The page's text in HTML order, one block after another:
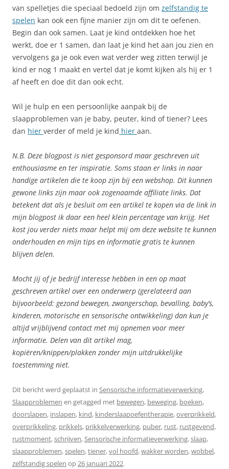
van spelletjes die speciaal bedoeld zijn om zelfstandig te
spelen kan ook een fijne manier zijn om dit te oefenen.
Begin dan ook samen. Laat je kind ontdekken hoe het
werkt, doe er 1 samen, dan laat je kind het aan jou zien en
vervolgens ga je ook even wat verder weg zitten terwijl je
kind er nog 1 maakt en vertel dat je komt kijken als hij er 1
af heeft en doe dit dan ook echt.
Wil je hulp en een persoonlijke aanpak bij de
slaapproblemen van je baby, peuter, kind of tiener? Lees
dan hier verder of meld je kind hier aan.
N.B. Deze blogpost is niet gesponsord maar geschreven uit
enthousiasme en ter inspiratie. Soms staan er links in naar
handige artikelen die te koop zijn bij een webshop. Dit kunnen
gewone links zijn maar ook zogenaamde affiliate links. Dat
betekent dat als je besluit om een artikel te kopen via de link in
mijn blogpost ik daar een heel klein percentage van krijg. Het
kost jou verder niets maar helpt mij om deze website te kunnen
onderhouden en mijn tips en informatie gratis te kunnen
blijven delen.
Mocht jij of je bedrijf interesse hebben in een op maat
geschreven artikel over een onderwerp (gerelateerd aan
bijvoorbeeld: gezond bewegen, zwangerschap, bevalling, baby’s,
kinderen, motorische en sensorische ontwikkeling) dan kun je
altijd vrijblijvend contact met mij opnemen voor meer
informatie. Delen van dit artikel mag,
kopiëren/knippen/plakken zonder mijn uitdrukkelijke
toestemming niet.
Dit bericht werd geplaatst in Sensorische informatieverwerking,
Slaapproblemen en getagged met bewegen, beweging, boeken,
doorslapen, inslapen, kind, kinderslaapoefentherapie,overprikkeld,
overprikkeling, prikkels, prikkelverwerking, puber, rust, rustgevend,
rustmoment,schrijven,Sensorische informatieverwerking,slaap,
slaapproblemen,spelen,tiener,vol hoofd,wakker worden,wobbel,
zelfstandig spelen op26 januari 2022.